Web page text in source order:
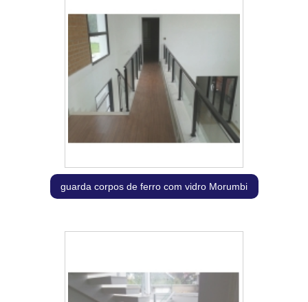
guarda corpos de ferro com vidro Morumbi